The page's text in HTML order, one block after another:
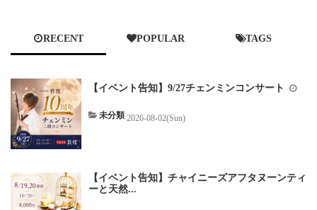
RECENT POPULAR TAGS
【イベント告知】9/27チェンミンコンサート
未分類 2026-08-02(Sun)
【イベント告知】チャイニーズアフタヌーンティ
ーと天然...